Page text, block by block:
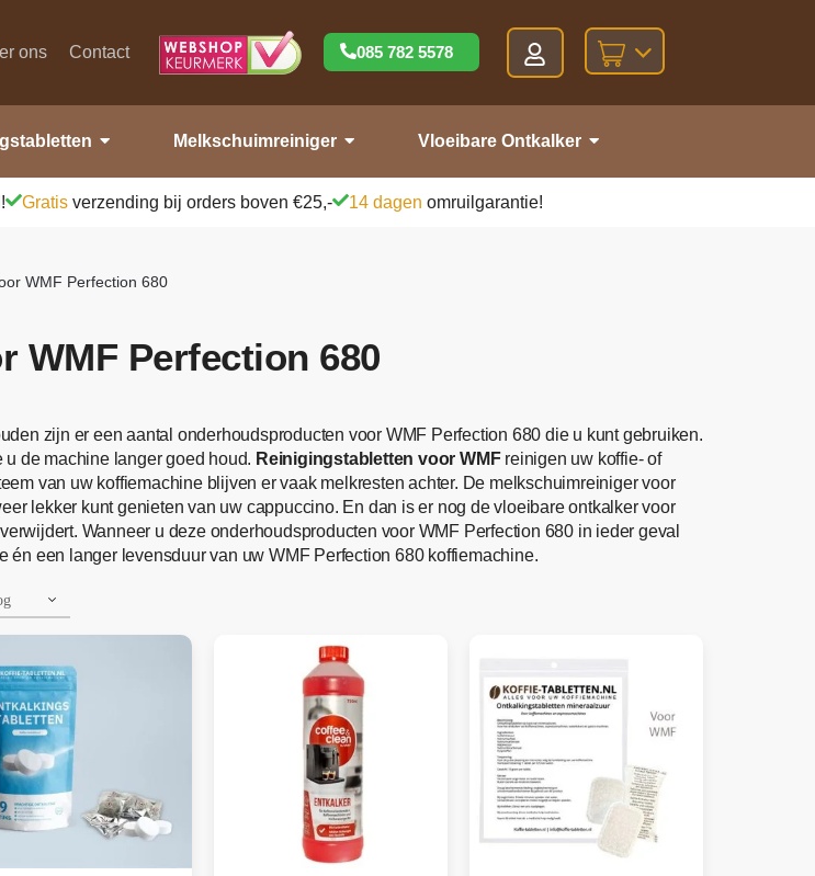
ons Contact 085 782 5578
Melkschuimreiniger Vloeibare Ontkalker
Gratis verzending bij orders boven €25,- 14 dagen omruilgarantie!
WMF Perfection 680
WMF Perfection 680
zijn er een aantal onderhoudsproducten voor WMF Perfection 680 die u kunt gebruiken.
u de machine langer goed houd. Reinigingstabletten voor WMF reinigen uw koffie- of
van uw koffiemachine blijven er vaak melkresten achter. De melkschuimreiniger voor
lekker kunt genieten van uw cappuccino. En dan is er nog de vloeibare ontkalker voor
Wanneer u deze onderhoudsproducten voor WMF Perfection 680 in ieder geval
een langer levensduur van uw WMF Perfection 680 koffiemachine.